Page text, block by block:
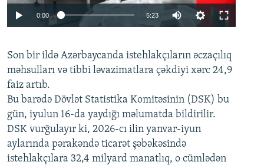
Auto 240p 360p 480p
720p 1080p
0:00 5:23
360p
480p
720p
1080p
Son bir ildə Azərbaycanda istehlakçıların əczaçılıq
məhsulları və tibbi ləvazimatlara çəkdiyi xərc 24,9
faiz artıb.
Bu barədə Dövlət Statistika Komitəsinin (DSK) bu
gün, iyulun 16-da yaydığı məlumatda bildirilir.
DSK vurğulayır ki, 2026-cı ilin yanvar-iyun
aylarında pərakəndə ticarət şəbəkəsində
istehlakçılara 32,4 milyard manatlıq, o cümlədən